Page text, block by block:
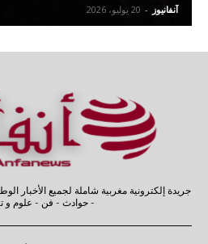
آنفانيوز - 20 يوليو، 2026
جريدة إلكترونية مغربية شاملة لجميع الأخبار
- حوادث - فن - علوم و